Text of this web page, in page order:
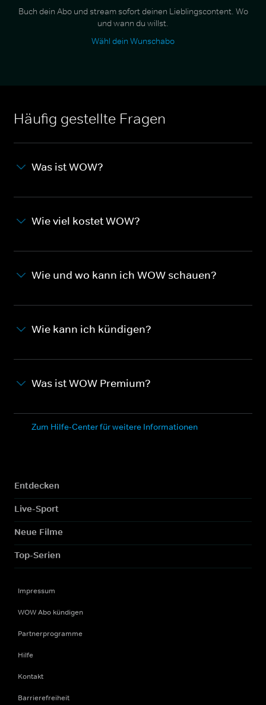
Buch dein Abo und stream sofort deinen Lieblingscontent. Wo
und wann du willst.
Wähl dein Wunschabo
Häufig gestellte Fragen
Was ist WOW?
Wie viel kostet WOW?
Wie und wo kann ich WOW schauen?
Wie kann ich kündigen?
Was ist WOW Premium?
Zum Hilfe-Center für weitere Informationen
Entdecken
Live-Sport
Neue Filme
Top-Serien
Impressum
WOW Abo kündigen
Partnerprogramme
Hilfe
Kontakt
Barrierefreiheit